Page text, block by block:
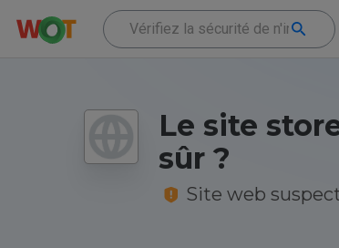
Le site
sûr ?
Site web